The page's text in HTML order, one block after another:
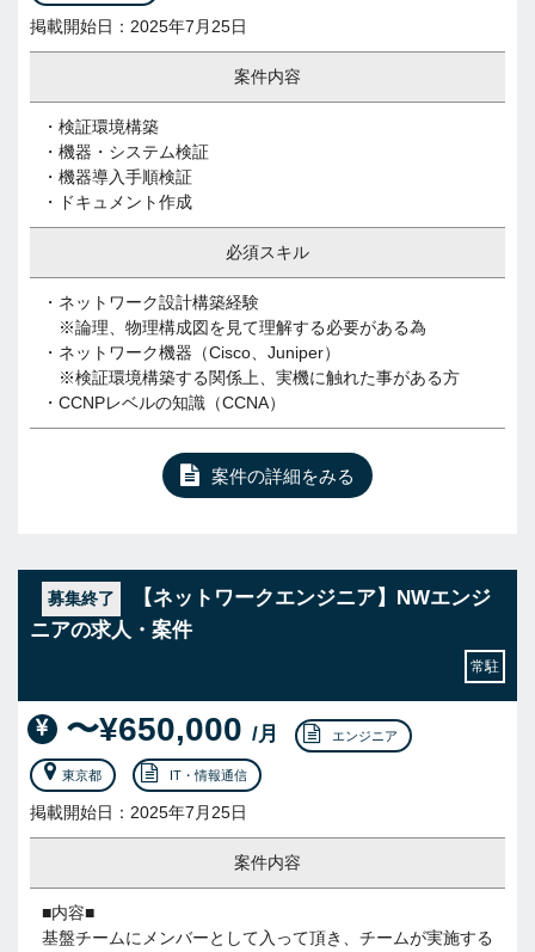
掲載開始日：2025年7月25日
案件内容
・検証環境構築
・機器・システム検証
・機器導入手順検証
・ドキュメント作成
必須スキル
・ネットワーク設計構築経験
※論理、物理構成図を見て理解する必要がある為
・ネットワーク機器（Cisco、Juniper）
※検証環境構築する関係上、実機に触れた事がある方
・CCNPレベルの知識（CCNA）
案件の詳細をみる
募集終了
【ネットワークエンジニア】NWエンジ
ニアの求人・案件
常駐
〜¥650,000 /月 エンジニア
東京都 IT・情報通信
掲載開始日：2025年7月25日
案件内容
■内容■
基盤チームにメンバーとして入って頂き、チームが実施する